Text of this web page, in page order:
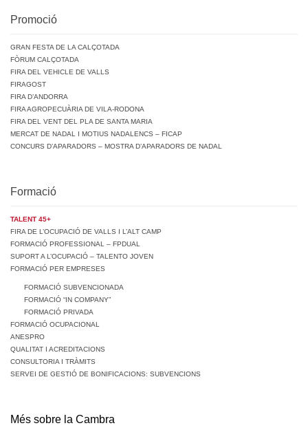
Promoció
GRAN FESTA DE LA CALÇOTADA
FÒRUM CALÇOTADA
FIRA DEL VEHICLE DE VALLS
FIRAGOST
FIRA D’ANDORRA
FIRA AGROPECUÀRIA DE VILA-RODONA
FIRA DEL VENT DEL PLA DE SANTA MARIA
MERCAT DE NADAL I MOTIUS NADALENCS – FICAP
CONCURS D’APARADORS – MOSTRA D’APARADORS DE NADAL
Formació
TALENT 45+
FIRA DE L’OCUPACIÓ DE VALLS I L’ALT CAMP
FORMACIÓ PROFESSIONAL – FPDUAL
SUPORT A L’OCUPACIÓ – TALENTO JOVEN
FORMACIÓ PER EMPRESES
FORMACIÓ SUBVENCIONADA
FORMACIÓ “IN COMPANY”
FORMACIÓ PRIVADA
FORMACIÓ OCUPACIONAL
ANESPRO
QUALITAT I ACREDITACIONS
CONSULTORIA I TRÀMITS
SERVEI DE GESTIÓ DE BONIFICACIONS: SUBVENCIONS
Més sobre la Cambra